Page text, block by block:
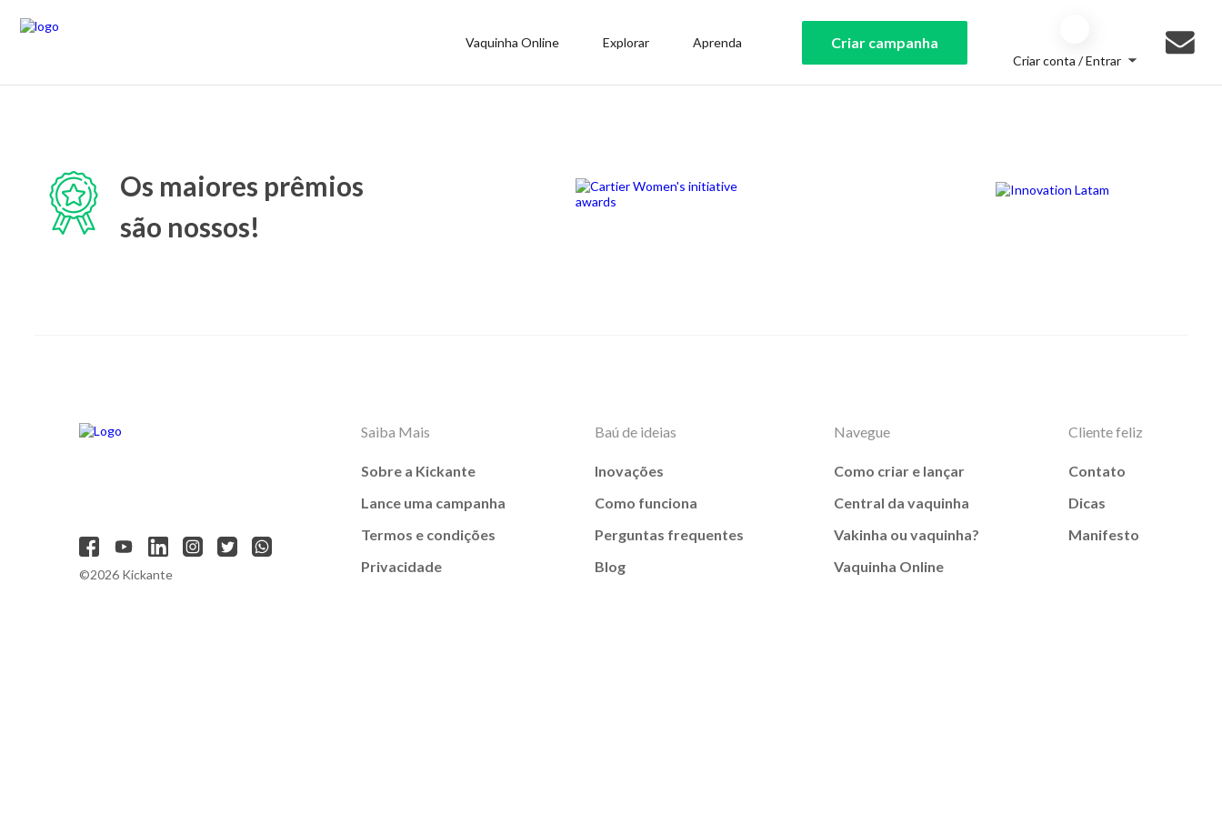
Vaquinha Online Explorar Aprenda Criar campanha
Criar conta / Entrar
Os maiores prêmios
são nossos!
©2026 Kickante
Saiba Mais
Sobre a Kickante
Lance uma campanha
Termos e condições
Privacidade
Baú de ideias
Inovações
Como funciona
Perguntas frequentes
Blog
Navegue
Como criar e lançar
Central da vaquinha
Vakinha ou vaquinha?
Vaquinha Online
Cliente feliz
Contato
Dicas
Manifesto